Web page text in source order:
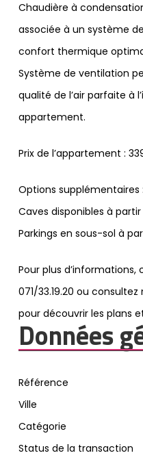
Chaudière à
associée à un système
confort thermique
Système de ventilation
qualité de l’air parfaite à
appartement.
Prix de l’appartement :
Options supplémentaires :
Caves disponibles à
Parkings en sous-sol à
Pour plus
071/33.19.20 ou
pour découvrir les plans
Données
Référence
Ville
Catégorie
Status de la transaction